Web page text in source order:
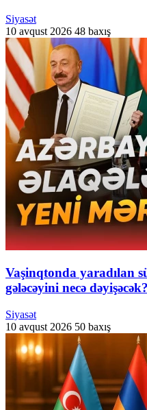
Siyasət
10 avqust 2026 48 baxış
Vaşinqtonda yaradılan
gələcəyini necə
Siyasət
10 avqust 2026 50 baxış